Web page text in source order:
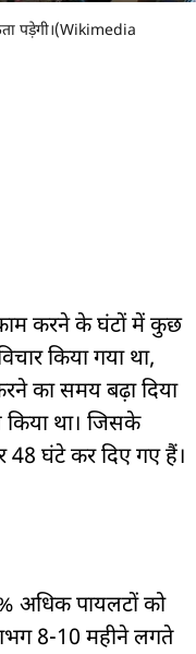
पड़ेगी।(Wikimedia
करने के घंटों में कुछ
किया गया था,
का समय बढ़ा दिया
किया था। जिसके
48 घंटे कर दिए गए हैं।
अधिक पायलटों को
8-10 महीने लगते